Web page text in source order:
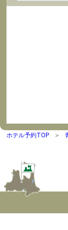
ホテル予約TOP